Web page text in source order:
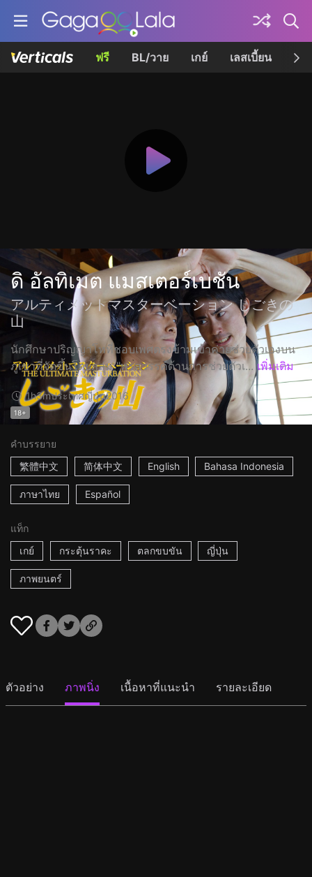
ฟรี BL/วาย เกย์ เลสเบี้ยน เค
ดิ อัลทิเมต แมสเตอร์เบชัน
アルティメットマスターベーション しごきの
山
นักศึกษาปริญญาโทที่ชอบเพศตรงข้ามเข้าค่ายช่วยตัวเองบน
ภูเขาที่จัดขึ้นโดยกลุ่ม "พรสวรรค์ด้านการช่วยตัวเ... เพิ่มเติม
1h3mประเทศญี่ปุ่น2016
18+
คำบรรยาย
繁體中文
简体中文 English Bahasa Indonesia
ภาษาไทย Español
แท็ก
เกย์
กระตุ้นราคะ ตลกขบขัน ญี่ปุ่น
ภาพยนตร์
ตัวอย่าง ภาพนิ่ง เนื้อหาที่แนะนำ รายละเอียด